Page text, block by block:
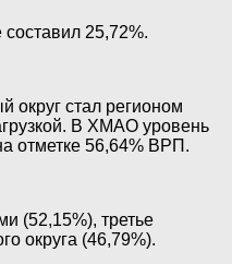
25,72%.
округ стал регионом
В ХМАО уровень
отметке 56,64% ВРП.
(52,15%), третье
округа (46,79%).